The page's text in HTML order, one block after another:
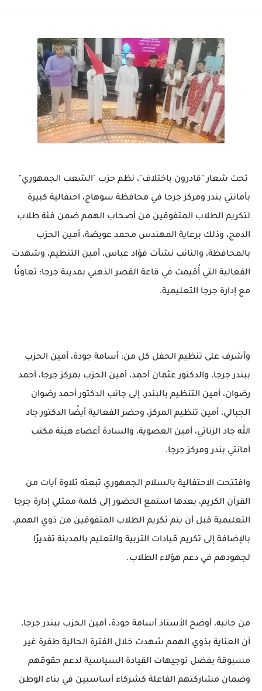
تحت شعار "قادرون باختلاف"، نظم حزب "الشعب الجمهوري"
بأمانتي بندر ومركز جرجا في محافظة سوهاج، احتفالية كبيرة
لتكريم الطلاب المتفوقين من أصحاب الهمم ضمن فئة طلاب
الدمج، وذلك برعاية المهندس محمد عويضة، أمين الحزب
بالمحافظة، والنائب نشأت فؤاد عباس، أمين التنظيم، وشهدت
الفعالية التي أُقيمت في قاعة القصر الذهبي بمدينة جرجا؛ تعاونًا
مع إدارة جرجا التعليمية.
وأشرف على تنظيم الحفل كل من: أسامة جودة، أمين الحزب
ببندر جرجا، والدكتور عثمان أحمد، أمين الحزب بمركز جرجا، أحمد
رضوان، أمين التنظيم بالبندر، إلى جانب الدكتور أحمد رضوان
الجبالي، أمين تنظيم المركز، وحضر الفعالية أيضًا الدكتور جاد
الله جاد الزناتي، أمين العضوية، والسادة أعضاء هيئة مكتب
أمانتي بندر ومركز جرجا.
وافتتحت الاحتفالية بالسلام الجمهوري تبعته تلاوة آيات من
القرآن الكريم، بعدها استمع الحضور إلى كلمة ممثلي إدارة جرجا
التعليمية قبل أن يتم تكريم الطلاب المتفوقين من ذوي الهمم،
بالإضافة إلى تكريم قيادات التربية والتعليم بالمدينة تقديرًا
لجهودهم في دعم هؤلاء الطلاب.
من جانبه، أوضح الأستاذ أسامة جودة، أمين الحزب ببندر جرجا،
أن العناية بذوي الهمم شهدت خلال الفترة الحالية طفرة غير
مسبوقة بفضل توجيهات القيادة السياسية لدعم حقوقهم
وضمان مشاركتهم الفاعلة كشركاء أساسيين في بناء الوطن